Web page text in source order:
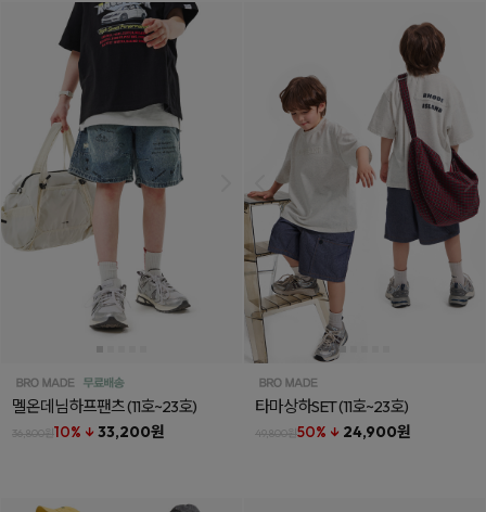
멜온데님하프팬츠(11호~23호)
36,800원10% ↓ 33,200원
타마상하SET(11호~23호)
49,800원50% ↓ 24,900원